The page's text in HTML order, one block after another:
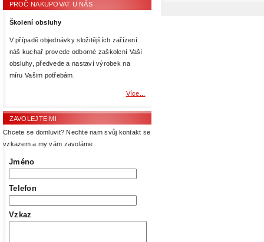
PROČ NAKUPOVAT U NÁS
Školení obsluhy
V případě objednávky složitějších zařízení
náš kuchař provede odborné zaškolení Vaší
obsluhy, předvede a nastaví výrobek na
míru Vašim potřebám.
Více...
ZAVOLEJTE MI
Chcete se domluvit? Nechte nam svůj kontakt se
vzkazem a my vám zavoláme.
Jméno
Telefon
Vzkaz